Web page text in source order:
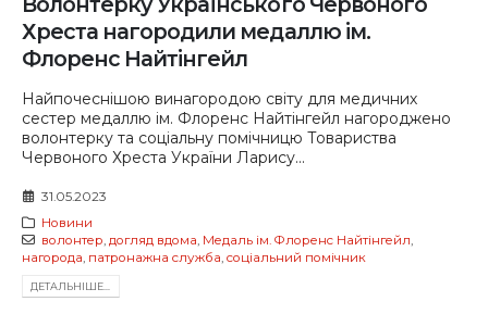
Хреста нагородили медаллю ім.
Флоренс Найтінгейл
Найпочеснішою винагородою світу для медичних
сестер медаллю ім. Флоренс Найтінгейл нагороджено
волонтерку та соціальну помічницю Товариства
Червоного Хреста України Ларису...
31.05.2023
Новини
волонтер догляд вдома Медаль ім. Флоренс Найтінгейл
нагорода патронажна служба соціальний помічник
ДЕТАЛЬНIШЕ...